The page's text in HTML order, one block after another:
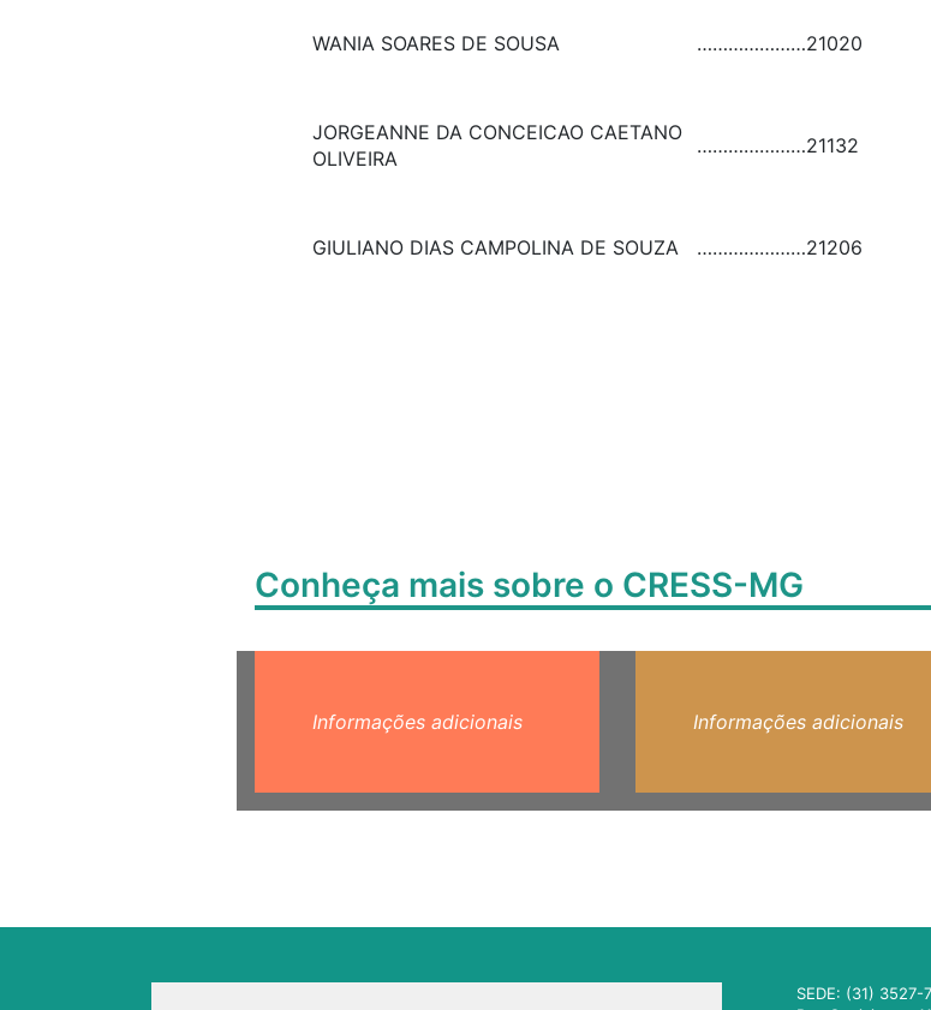
WANIA SOARES DE SOUSA …………………21020
JORGEANNE DA CONCEICAO CAETANO
OLIVEIRA
…………………21132
GIULIANO DIAS CAMPOLINA DE SOUZA …………………21206
Conheça mais sobre o CRESS-MG
Informações adicionais Informações adicionais
SEDE: (31)